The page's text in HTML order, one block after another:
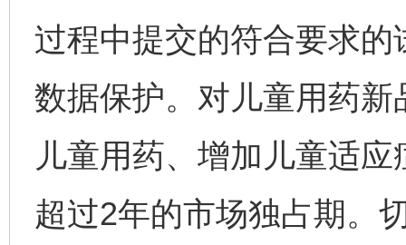
过程中提交的符合要求
数据保护。对儿童用药
儿童用药、增加儿童适
超过2年的市场独占期。